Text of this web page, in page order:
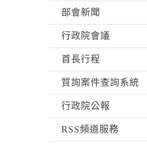
部會新聞
行政院會議
首長行程
質詢案件查詢系統
行政院公報
RSS頻道服務